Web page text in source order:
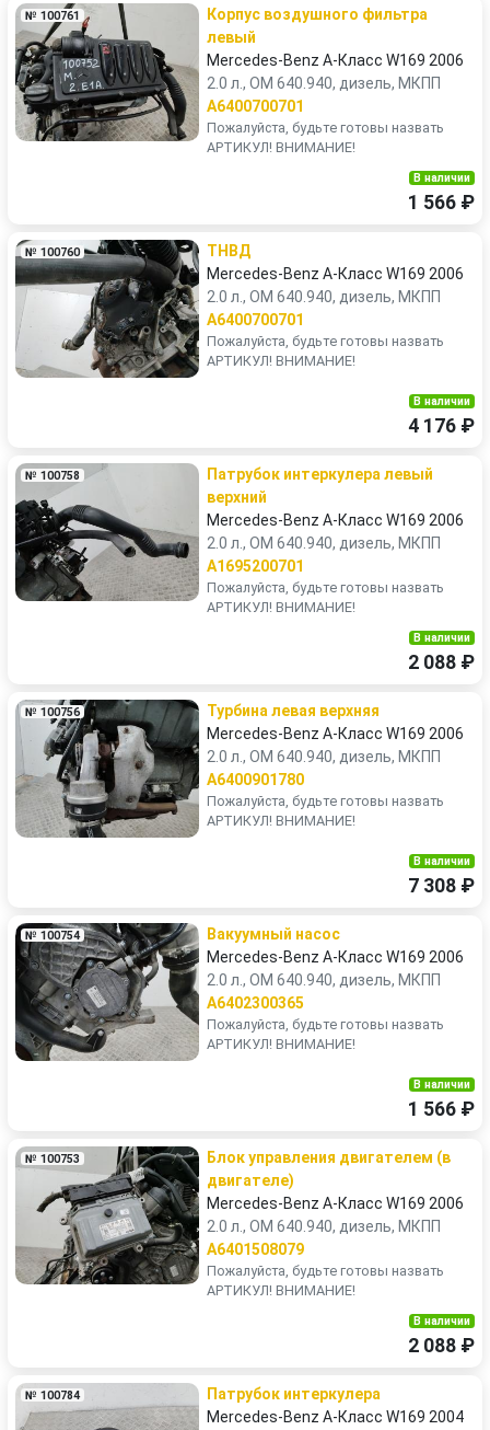
№ 100761
Корпус воздушногo фильтра
левый
Mercedes-Benz A-Класс W169 2006
2.0 л., OM 640.940, дизель, МКПП
A6400700701
Пожалуйста, будьте готовы назвать
АРТИКУЛ! ВНИМАНИЕ!
В наличии
1 566 ₽
№ 100760
ТНВД
Mercedes-Benz A-Класс W169 2006
2.0 л., OM 640.940, дизель, МКПП
A6400700701
Пожалуйста, будьте готовы назвать
АРТИКУЛ! ВНИМАНИЕ!
В наличии
4 176 ₽
№ 100758
Патрубок интеркулера левый
верхний
Mercedes-Benz A-Класс W169 2006
2.0 л., OM 640.940, дизель, МКПП
A1695200701
Пожалуйста, будьте готовы назвать
АРТИКУЛ! ВНИМАНИЕ!
В наличии
2 088 ₽
№ 100756
Турбина левая верхняя
Mercedes-Benz A-Класс W169 2006
2.0 л., OM 640.940, дизель, МКПП
A6400901780
Пожалуйста, будьте готовы назвать
АРТИКУЛ! ВНИМАНИЕ!
В наличии
7 308 ₽
№ 100754
Вакуумный насос
Mercedes-Benz A-Класс W169 2006
2.0 л., OM 640.940, дизель, МКПП
A6402300365
Пожалуйста, будьте готовы назвать
АРТИКУЛ! ВНИМАНИЕ!
В наличии
1 566 ₽
№ 100753
Блок управления двигателем (в
двигателе)
Mercedes-Benz A-Класс W169 2006
2.0 л., OM 640.940, дизель, МКПП
A6401508079
Пожалуйста, будьте готовы назвать
АРТИКУЛ! ВНИМАНИЕ!
В наличии
2 088 ₽
№ 100784
Патрубок интеркулера
Mercedes-Benz A-Класс W169 2004